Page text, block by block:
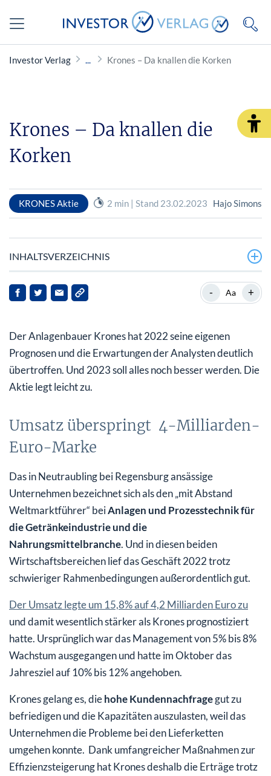
Investor Verlag Krones – Da knallen die Korken
Krones – Da knallen die
Korken
KRONES Aktie 2 min | Stand 23.02.2023 Hajo Simons
INHALTSVERZEICHNIS
Umsatz überspringt 4-Milliarden-Euro-Marke
Aktienkurs nähert sich dem Allzeithoch
- Aa +
Der Anlagenbauer Krones hat 2022 seine eigenen
Prognosen und die Erwartungen der Analysten deutlich
übertroffen. Und 2023 soll alles noch besser werden. Die
Aktie legt leicht zu.
Umsatz überspringt 4-Milliarden-
Euro-Marke
Das in Neutraubling bei Regensburg ansässige
Unternehmen bezeichnet sich als den „mit Abstand
Weltmarktführer“ beiAnlagen und Prozesstechnik für
die Getränkeindustrie und die
Nahrungsmittelbranche. Und in diesen beiden
Wirtschaftsbereichen lief das Geschäft 2022 trotz
schwieriger Rahmenbedingungen außerordentlich gut.
Der Umsatz legte um 15,8% auf 4,2 Milliarden Euro zu
und damit wesentlich stärker als Krones prognostiziert
hatte. Ursprünglich war das Management von 5% bis 8%
Wachstum ausgegangen und hatte im Oktober das
Jahresziel auf 10% bis 12% angehoben.
Krones gelang es, diehohe Kundennachfragegut zu
befriedigen und die Kapazitäten auszulasten, weil das
Unternehmen die Probleme bei den Lieferketten
umgehen konnte. Dank umfangreicher Maßnahmen zur
Effizienzsteigerung hat Krones deshalb die Erträge trotz